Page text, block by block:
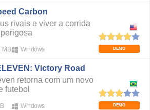
Carbon
rivais e viver a corrida
DEMO
MB Windows
Victory Road
retorna com um novo
futebol
DEMO
Windows